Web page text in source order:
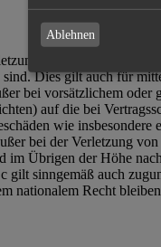
von Leben,
Dies gilt auch für
bei vorsätzlichem
auf die bei
wie insbesondere
bei der Verletzung
im Übrigen der Höhe
gilt sinngemäß auch
nationalem Recht
Ablehnen